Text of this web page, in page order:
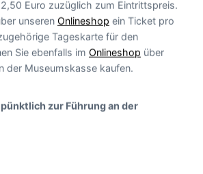
Euro zuzüglich zum Eintrittspreis.
unseren Onlineshop ein Ticket pro
Tageskarte für den
Sie ebenfalls im Onlineshop über
der Museumskasse kaufen.
zur Führung an der